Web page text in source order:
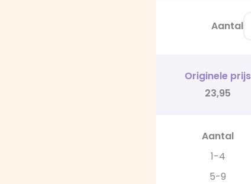
Aantal
Originele prijs
23,95
Aantal
1-4
5-9